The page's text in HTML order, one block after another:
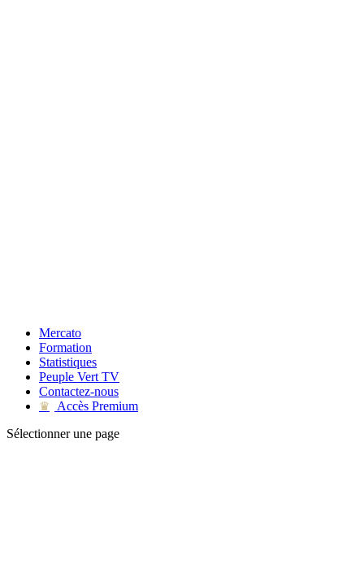
Mercato
Formation
Statistiques
Peuple Vert TV
Contactez-nous
♛
Accès Premium
Sélectionner une page